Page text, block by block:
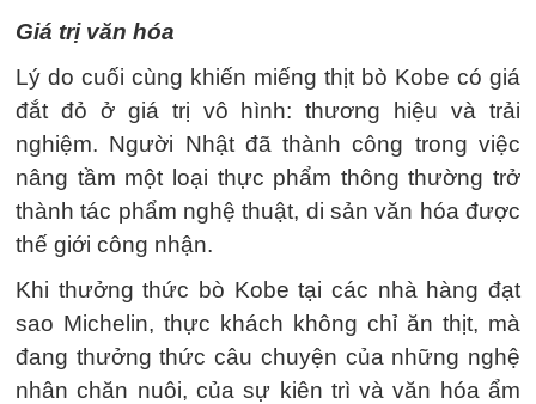
Giá trị văn hóa
Lý do cuối cùng khiến miếng thịt bò Kobe có giá
đắt đỏ ở giá trị vô hình: thương hiệu và trải
nghiệm. Người Nhật đã thành công trong việc
nâng tầm một loại thực phẩm thông thường trở
thành tác phẩm nghệ thuật, di sản văn hóa được
thế giới công nhận.
Khi thưởng thức bò Kobe tại các nhà hàng đạt
sao Michelin, thực khách không chỉ ăn thịt, mà
đang thưởng thức câu chuyện của những nghệ
nhân chăn nuôi, của sự kiên trì và văn hóa ẩm